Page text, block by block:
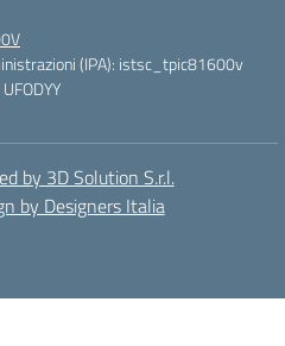
(IPA): istsc_tpic81600v
by 3D Solution S.r.l.
by Designers Italia